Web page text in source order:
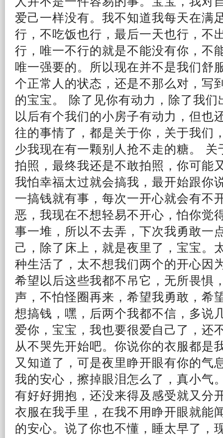
爱己一样没有。我不知道我每天在满
行，不吃饭也行， 最后一天也行，不
行，唯一不行的就是不能没有你，不
唯一强要的。所以现在并不是我们舒
个正常人的状态，还是不那么对，写
的宝宝。 除了见你有动力，除了我们
以后有个我们的小房子有动力，但也
往的事情了，都是关于你，关于我们
少我现在有一颗别人 抢不走的糖。 关
拍照，最终我还是不敢拍照，你可能
我怕幸福太过就会搞我，最开始跟你
一搞钱就有事，每次一开心就会有不
恶，我现在不想轻易不开心，怕你觉
事一堆，所以不去弄，下次我勇敢一
己，除了床上，就是夜里了，宝宝。
种生活了，太不想我们两个的开心因
希望以后这些我都不吊它，无所畏惧
声，不怕怪圈再来，希望我勇敢，希
想搞钱，嘿，后两个我都不信，多说
爱你，宝宝，我也要很爱自己了，还
从不哭先开始吧。你说你的衣服都是
又知道了，可是夜里睁开眼有你的气
我的安心，擦掉眼泪怎么了，真小气
有好好拥抱，还没来得及感受就又 分
衣服在我手里，在我不用睁开眼就能
的安心。说了你也不懂，睡太早了，